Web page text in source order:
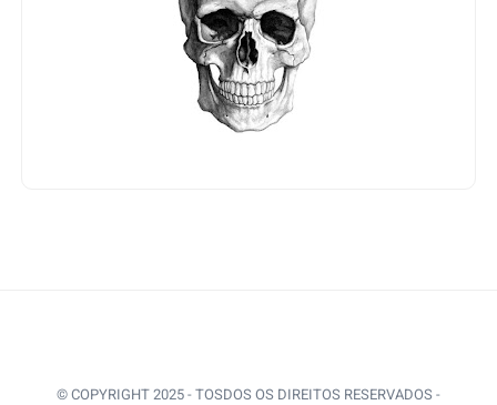
© COPYRIGHT 2025 - TOSDOS OS DIREITOS RESERVADOS -